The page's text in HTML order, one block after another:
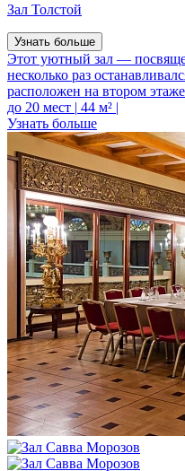
Зал Толстой
Узнать больше
Этот уютный зал —
несколько раз
расположен на втором этаже
до 20 мест | 44 м² |
Узнать больше